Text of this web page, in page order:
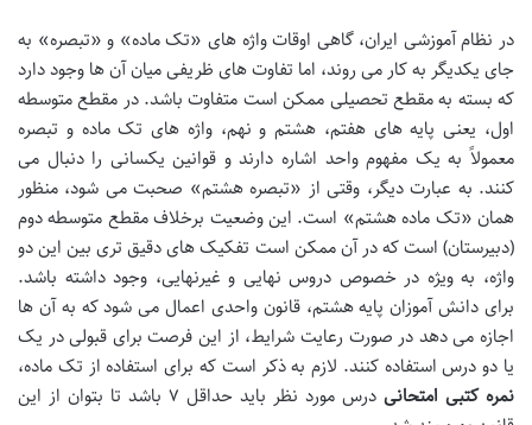
در نظام آموزشی ایران، گاهی اوقات واژه های «تک ماده» و «تبصره» به
جای یکدیگر به کار می روند، اما تفاوت های ظریفی میان آن ها وجود دارد
که بسته به مقطع تحصیلی ممکن است متفاوت باشد. در مقطع متوسطه
اول، یعنی پایه های هفتم، هشتم و نهم، واژه های تک ماده و تبصره
معمولاً به یک مفهوم واحد اشاره دارند و قوانین یکسانی را دنبال می
کنند. به عبارت دیگر، وقتی از «تبصره هشتم» صحبت می شود، منظور
همان «تک ماده هشتم» است. این وضعیت برخلاف مقطع متوسطه دوم
(دبیرستان) است که در آن ممکن است تفکیک های دقیق تری بین این دو
واژه، به ویژه در خصوص دروس نهایی و غیرنهایی، وجود داشته باشد.
برای دانش آموزان پایه هشتم، قانون واحدی اعمال می شود که به آن ها
اجازه می دهد در صورت رعایت شرایط، از این فرصت برای قبولی در یک
یا دو درس استفاده کنند. لازم به ذکر است که برای استفاده از تک ماده،
نمره کتبی امتحانی
درس مورد نظر باید حداقل ۷ باشد تا بتوان از این